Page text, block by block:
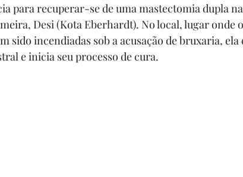
para recuperar-se de uma mastectomia dupla
Desi (Kota Eberhardt). No local, lugar onde
sido incendiadas sob a acusação de bruxaria,
e inicia seu processo de cura.